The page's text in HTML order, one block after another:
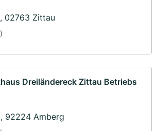
02763 Zittau
Dreiländereck Zittau Betriebs
92224 Amberg